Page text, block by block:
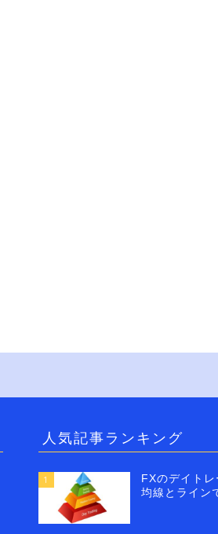
人気記事ランキング
1
FXのデイト
均線とライン